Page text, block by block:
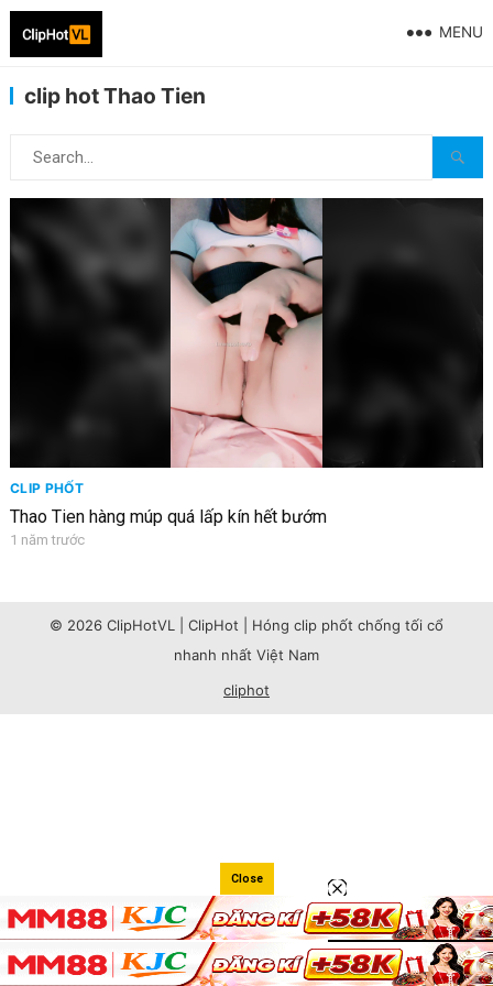
MENU
clip hot Thao Tien
CLIP PHỐT
Thao Tien hàng múp quá lấp kín hết bướm
1 năm trước
© 2026 ClipHotVL | ClipHot | Hóng clip phốt chống tối cổ
nhanh nhất Việt Nam
cliphot
Close